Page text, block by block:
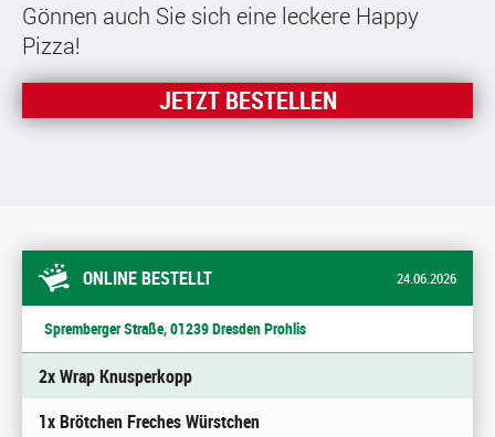
Gönnen auch Sie sich eine leckere Happy
Pizza!
JETZT BESTELLEN
ONLINE BESTELLT 24.06.2026
Spremberger Straße, 01239 Dresden Prohlis
2x Wrap Knusperkopp
1x Brötchen Freches Würstchen